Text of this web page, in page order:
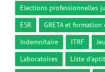
Elections professionnelles
ESR
GRETA et
Indemnitaire
ITRF
Laboratoires
Liste